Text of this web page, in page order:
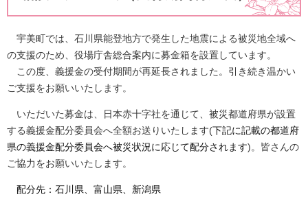
宇美町では、石川県能登地方で発生した地震による被災地全域へ
の支援のため、役場庁舎総合案内に募金箱を設置しています。
この度、義援金の受付期間が再延長されました。引き続き温かい
ご支援をお願いいたします。
いただいた募金は、日本赤十字社を通じて、被災都道府県が設置
する義援金配分委員会へ全額お送りいたします(下記に記載の都道府
県の義援金配分委員会へ被災状況に応じて配分されます)。皆さんの
ご協力をお願いいたします。
配分先：石川県、富山県、新潟県